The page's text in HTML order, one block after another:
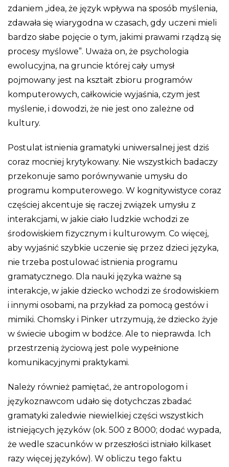
zdaniem „idea, że język wpływa na sposób myślenia,
zdawała się wiarygodna w czasach, gdy uczeni mieli
bardzo słabe pojęcie o tym, jakimi prawami rządzą się
procesy myślowe”. Uważa on, że psychologia
ewolucyjna, na gruncie której cały umysł
pojmowany jest na kształt zbioru programów
komputerowych, całkowicie wyjaśnia, czym jest
myślenie, i dowodzi, że nie jest ono zależne od
kultury.
Postulat istnienia gramatyki uniwersalnej jest dziś
coraz mocniej krytykowany. Nie wszystkich badaczy
przekonuje samo porównywanie umysłu do
programu komputerowego. W kognitywistyce coraz
częściej akcentuje się raczej związek umysłu z
interakcjami, w jakie ciało ludzkie wchodzi ze
środowiskiem fizycznym i kulturowym. Co więcej,
aby wyjaśnić szybkie uczenie się przez dzieci języka,
nie trzeba postulować istnienia programu
gramatycznego. Dla nauki języka ważne są
interakcje, w jakie dziecko wchodzi ze środowiskiem
i innymi osobami, na przykład za pomocą gestów i
mimiki. Chomsky i Pinker utrzymują, że dziecko żyje
w świecie ubogim w bodźce. Ale to nieprawda. Ich
przestrzenią życiową jest pole wypełnione
komunikacyjnymi praktykami.
Należy również pamiętać, że antropologom i
językoznawcom udało się dotychczas zbadać
gramatyki zaledwie niewielkiej części wszystkich
istniejących języków (ok. 500 z 8000; dodać wypada,
że wedle szacunków w przeszłości istniało kilkaset
razy więcej języków). W obliczu tego faktu